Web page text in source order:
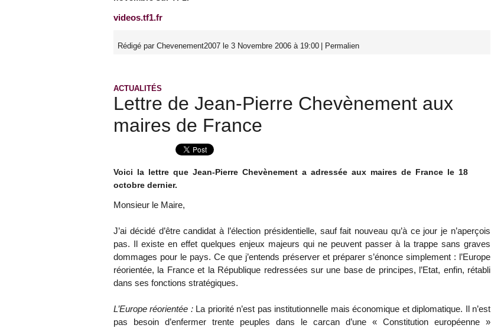
videos.tf1.fr
Rédigé par Chevenement2007 le 3 Novembre 2006 à 19:00 Permalien
ACTUALITÉS
Lettre de Jean-Pierre Chevènement aux
maires de France
Voici la lettre que Jean-Pierre Chevènement a adressée aux maires de France le 18
octobre dernier.
Monsieur le Maire,
J’ai décidé d’être candidat à l’élection présidentielle, sauf fait nouveau qu’à ce jour je n’aperçois
pas. Il existe en effet quelques enjeux majeurs qui ne peuvent passer à la trappe sans graves
dommages pour le pays. Ce que j’entends préserver et préparer s’énonce simplement : l’Europe
réorientée, la France et la République redressées sur une base de principes, l’Etat, enfin, rétabli
dans ses fonctions stratégiques.
L’Europe réorientée :La priorité n’est pas institutionnelle mais économique et diplomatique. Il n’est
pas besoin d’enfermer trente peuples dans le carcan d’une « Constitution européenne »